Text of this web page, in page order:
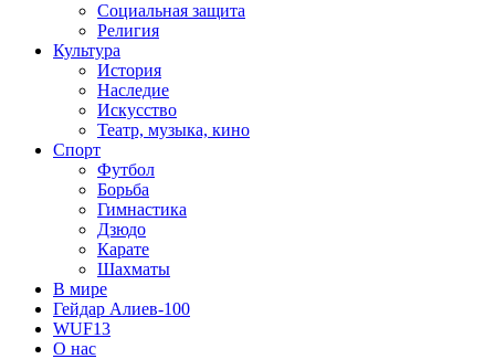
Социальная защита
Религия
Культура
История
Наследие
Искусство
Театр, музыка, кино
Спорт
Футбол
Борьба
Гимнастика
Дзюдо
Карате
Шахматы
В мире
Гейдар Алиев-100
WUF13
О нас